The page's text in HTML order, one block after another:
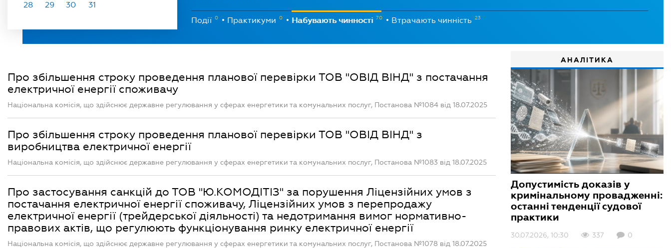
28
29 30 31
Події 0 Практикуми 0 Набувають чинності 70 Втрачають чинність 23
Про збільшення строку проведення планової перевірки ТОВ "ОВІД ВІНД" з постачання
електричної енергії споживачу
Національна комісія, що здійснює державне регулювання у сферах енергетики та комунальних послуг, Постанова №1084 від 18.07.2025
Про збільшення строку проведення планової перевірки ТОВ "ОВІД ВІНД" з
виробництва електричної енергії
Національна комісія, що здійснює державне регулювання у сферах енергетики та комунальних послуг, Постанова №1083 від 18.07.2025
Про застосування санкцій до ТОВ "Ю.КОМОДІТІЗ" за порушення Ліцензійних умов з
постачання електричної енергії споживачу, Ліцензійних умов з перепродажу
електричної енергії (трейдерської діяльності) та недотримання вимог нормативно-
правових актів, що регулюють функціонування ринку електричної енергії
Національна комісія, що здійснює державне регулювання у сферах енергетики та комунальних послуг, Постанова №1078 від 18.07.2025
АНАЛІТИКА
Допустимість доказів у
кримінальному провадженні:
останні тенденції судової
практики
30.07.2026, 10:30 337 0